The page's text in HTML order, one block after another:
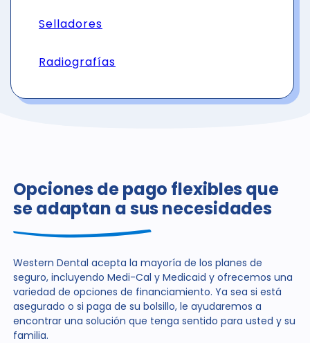
Selladores
Radiografías
Opciones de pago flexibles que
se adaptan a sus necesidades
Western Dental acepta la mayoría de los planes de
seguro, incluyendo Medi-Cal y Medicaid y ofrecemos una
variedad de opciones de financiamiento. Ya sea si está
asegurado o si paga de su bolsillo, le ayudaremos a
encontrar una solución que tenga sentido para usted y su
familia.